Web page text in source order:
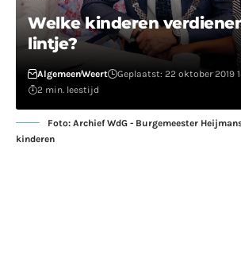
Welke kinderen
lintje?
AlgemeenWeert Geplaatst: 22 oktober 2019
2 min. leestijd
Foto: Archief WdG - Burgemeester
kinderen